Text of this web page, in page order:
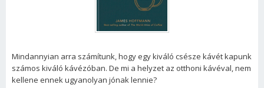
Mindannyian arra számítunk, hogy egy kiváló csésze kávét kapunk
számos kiváló kávézóban. De mi a helyzet az otthoni kávéval, nem
kellene ennek ugyanolyan jónak lennie?